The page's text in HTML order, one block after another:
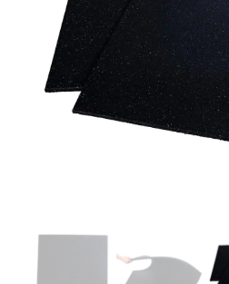
Πολεμικές Τέχνες
Yoga – Pilates – Massage
Δάπεδα Γυμναστηρίου